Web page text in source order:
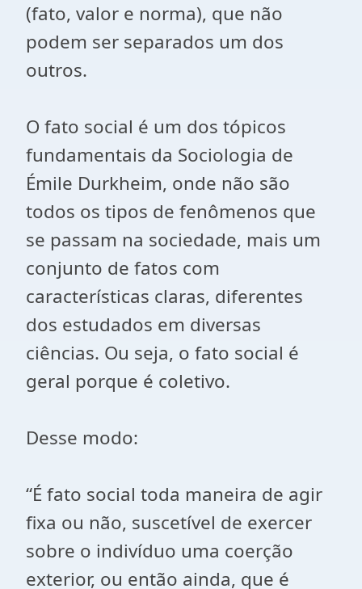
(fato, valor e norma), que não
podem ser separados um dos
outros.
O fato social é um dos tópicos
fundamentais da Sociologia de
Émile Durkheim, onde não são
todos os tipos de fenômenos que
se passam na sociedade, mais um
conjunto de fatos com
características claras, diferentes
dos estudados em diversas
ciências. Ou seja, o fato social é
geral porque é coletivo.
Desse modo:
“É fato social toda maneira de agir
fixa ou não, suscetível de exercer
sobre o indivíduo uma coerção
exterior, ou então ainda, que é